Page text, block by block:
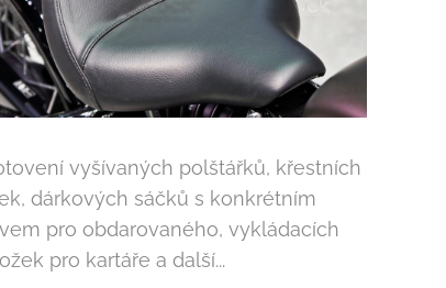
vyšívaných polštářků, křestních
dárkových sáčků s konkrétním
pro obdarovaného, vykládacích
pro kartáře a další...